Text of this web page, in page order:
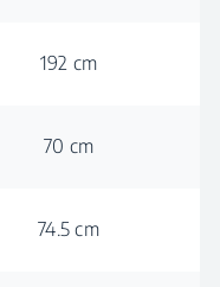
192 cm
70 cm
74.5 cm